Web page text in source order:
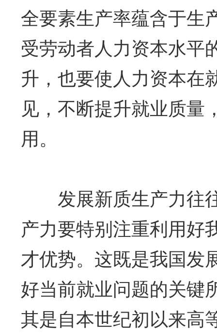
全要素生产率蕴含于生
受劳动者人力资本水平
升，也要使人力资本在
见，不断提升就业质量
用。
发展新质生产力往
产力要特别注重利用好
才优势。这既是我国发
好当前就业问题的关键
其是自本世纪初以来高